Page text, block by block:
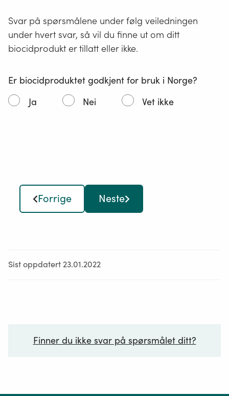
Svar på spørsmålene under følg veiledningen
under hvert svar, så vil du finne ut om ditt
biocidprodukt er tillatt eller ikke.
Er biocidproduktet godkjent for bruk i Norge?
Ja
Nei Vet ikke
Forrige Neste
Sist oppdatert 23.01.2022
Finner du ikke svar på spørsmålet ditt?